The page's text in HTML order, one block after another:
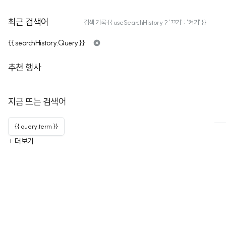
최근 검색어 검색 기록 {{ useSearchHistory ? '끄기' : '켜기' }}
{{ searchHistory.Query }}
추천 행사
지금 뜨는 검색어
{{ query.term }}
+ 더보기
디지털자산기부연구회
구독자